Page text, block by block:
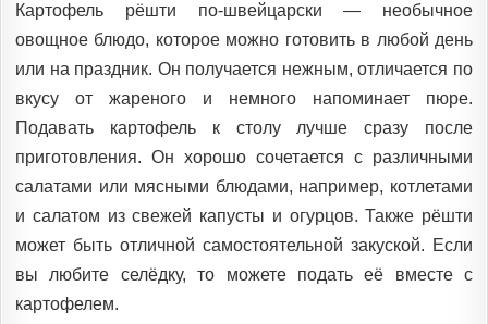
Картофель рёшти по-швейцарски — необычное
овощное блюдо, которое можно готовить в любой день
или на праздник. Он получается нежным, отличается по
вкусу от жареного и немного напоминает пюре.
Подавать картофель к столу лучше сразу после
приготовления. Он хорошо сочетается с различными
салатами или мясными блюдами, например, котлетами
и салатом из свежей капусты и огурцов. Также рёшти
может быть отличной самостоятельной закуской. Если
вы любите селёдку, то можете подать её вместе с
картофелем.